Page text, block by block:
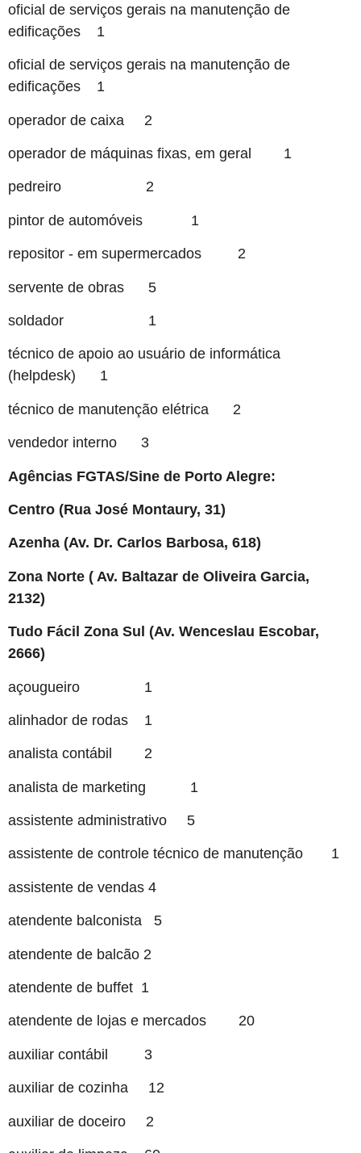
oficial de serviços gerais na manutenção de
edificações 1
oficial de serviços gerais na manutenção de
edificações 1
operador de caixa 2
operador de máquinas fixas, em geral 1
pedreiro 2
pintor de automóveis 1
repositor - em supermercados 2
servente de obras 5
soldador 1
técnico de apoio ao usuário de informática
(helpdesk) 1
técnico de manutenção elétrica 2
vendedor interno 3
Agências FGTAS/Sine de Porto Alegre:
Centro (Rua José Montaury, 31)
Azenha (Av. Dr. Carlos Barbosa, 618)
Zona Norte ( Av. Baltazar de Oliveira Garcia,
2132)
Tudo Fácil Zona Sul (Av. Wenceslau Escobar,
2666)
açougueiro 1
alinhador de rodas 1
analista contábil 2
analista de marketing 1
assistente administrativo 5
assistente de controle técnico de manutenção 1
assistente de vendas 4
atendente balconista 5
atendente de balcão 2
atendente de buffet 1
atendente de lojas e mercados 20
auxiliar contábil 3
auxiliar de cozinha 12
auxiliar de doceiro 2